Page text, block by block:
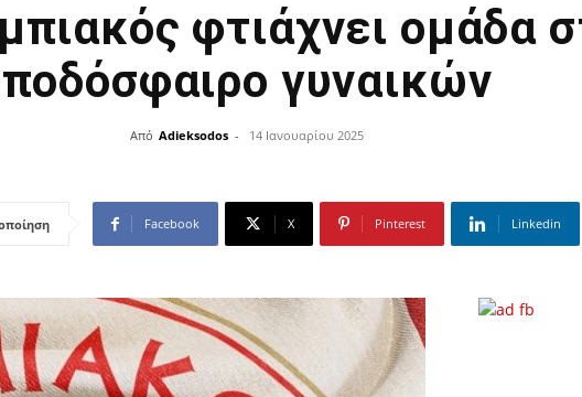
φτιάχνει ομάδα
ποδόσφαιρο γυναικών
Από Adieksodos - 14 Ιανουαρίου 2025
Facebook X Pinterest Linkedin